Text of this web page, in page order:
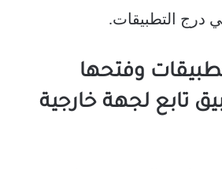
درج التطبيقات.
وفتحها
تابع لجهة خارجية